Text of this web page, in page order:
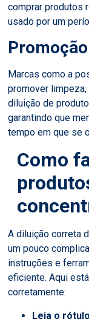
comprar produtos
usado por um
Marcas como a
promover
diluição de
garantindo que
tempo em que se
Como
A diluição correta
um pouco
instruções e
eficiente. Aqui
corretamente:
Leia o